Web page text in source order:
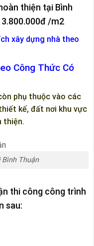
thiện tại Bình
/m2
xây dựng nhà theo
Công Thức Có
phụ thuộc vào các
kế, đất nơi khu vực
thiện.
Thuận
thi công công trình
sau: